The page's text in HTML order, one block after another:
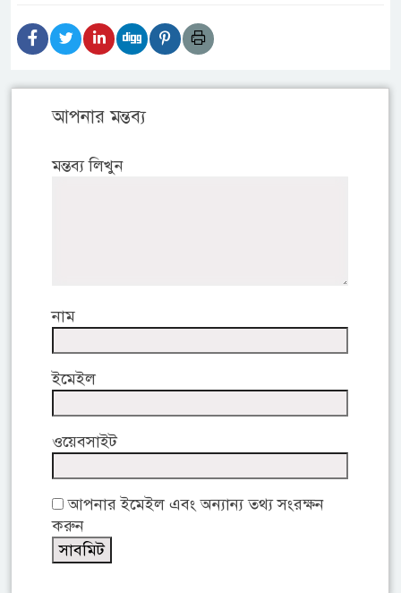
আপনার মন্তব্য
মন্তব্য লিখুন
নাম
ইমেইল
ওয়েবসাইট
আপনার ইমেইল এবং অন্যান্য তথ্য সংরক্ষন
করুন